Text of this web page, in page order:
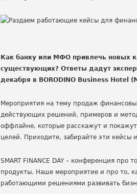
Как банку или МФО привлечь новых
существующих? Ответы дадут
декабря в BORODINO Business Hotel
Мероприятия на тему продаж
действующих решений, примеров и
оффлайне, которые расскажут и
целей. Приходите, забирайте эти кейсы
SMART FINANCE DAY – конференция
продукты. Наше мероприятие и про то,
работающими решениями развивать